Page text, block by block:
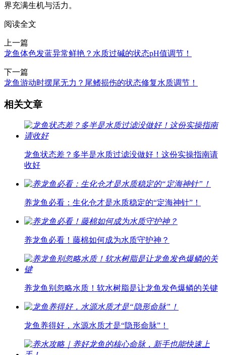
界充满生机与活力。
阅读全文
上一篇
龙鱼体色发蓝异常鲜艳？水质过碱的状态pH值调节！
下一篇
龙鱼游动时摆尾无力？尾鳍损伤的状态修复水质调节！
相关文章
龙鱼状态差？多半是水质过滤没做好！这份实操指南请
收好
养龙鱼必看：生化仓才是水质稳定的“定海神针”！
养龙鱼必看！藤棉如何成为水质守护神？
养龙鱼别忽略水质！软水树脂是让龙鱼发色爆鳞的关键
龙鱼养得好，水源水质才是“隐形命脉”！